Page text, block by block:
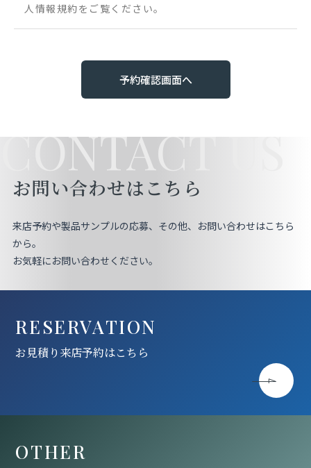
人情報規約をご覧ください。
予約確認画面へ
CONTACT US
お問い合わせはこちら
来店予約や製品サンプルの応募、その他、お問い合わせはこちら
から。
お気軽にお問い合わせください。
RESERVATION
お見積り来店予約はこちら
OTHER